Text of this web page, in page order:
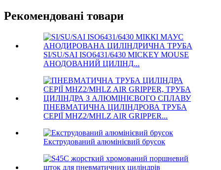
Рекомендовані товари
SI/SU/SAI ISO6431/6430 MICKEY MOUSE
АНОДОВАНИЙ ЦИЛІНД...
ПНЕВМАТИЧНА ЦИЛІНДРОВА ТРУБА
СЕРІЇ MHZ2/MHLZ AIR GRIPPER...
Екструдований алюмінієвий брусок